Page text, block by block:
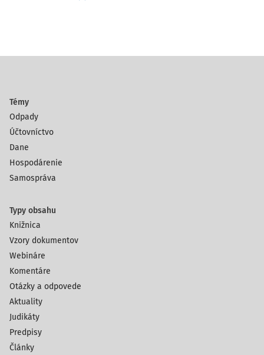
Témy
Odpady
Účtovníctvo
Dane
Hospodárenie
Samospráva
Typy obsahu
Knižnica
Vzory dokumentov
Webináre
Komentáre
Otázky a odpovede
Aktuality
Judikáty
Predpisy
Články